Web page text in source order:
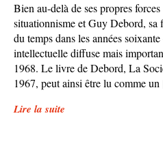
Bien au-delà de ses propres
situationnisme et Guy Debord, sa
du temps dans les années
intellectuelle diffuse mais
1968. Le livre de Debord, La
1967, peut ainsi être lu comme
Lire la suite